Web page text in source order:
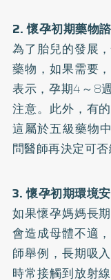
2. 懷孕初期藥物
為了胎兒的發展
藥物，如果需要
表示，孕期4～8
注意。此外，有
這屬於五級藥物
問醫師再決定可否
3. 懷孕初期環境
如果懷孕媽媽長
會造成母體不適
師舉例，長期吸
時常接觸到放射